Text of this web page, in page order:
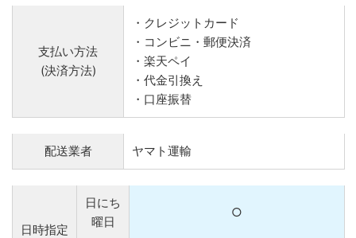
支払い方法
(決済方法)
・クレジットカード
・コンビニ・郵便決済
・楽天ペイ
・代金引換え
・口座振替
配送業者 ヤマト運輸
日時指定
日にち
曜日
○